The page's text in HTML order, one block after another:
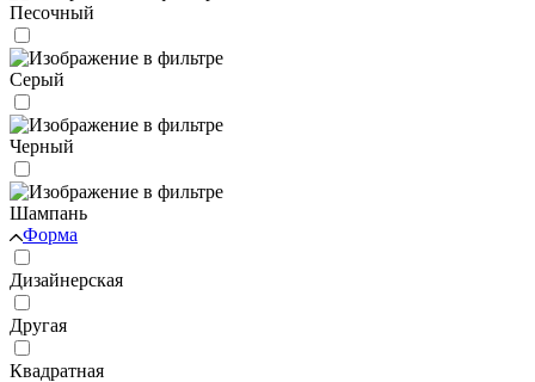
Песочный
Серый
Черный
Шампань
Форма
Дизайнерская
Другая
Квадратная